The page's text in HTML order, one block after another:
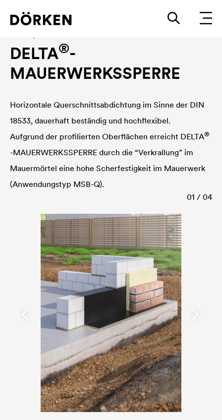
DELTA®-
MAUERWERKSSPERRE
Horizontale Querschnittsabdichtung im Sinne der DIN
18533, dauerhaft beständig und hochflexibel.
Aufgrund der profilierten Oberflächen erreicht DELTA®
-MAUERWERKSSPERRE durch die “Verkrallung” im
Mauermörtel eine hohe Scherfestigkeit im Mauerwerk
(Anwendungstyp MSB-Q).
01 / 04